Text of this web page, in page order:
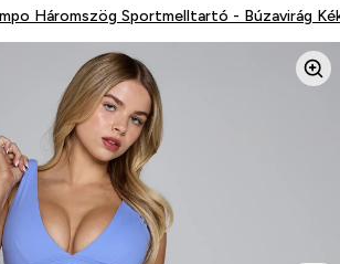
Háromszög Sportmelltartó - Búzavirág